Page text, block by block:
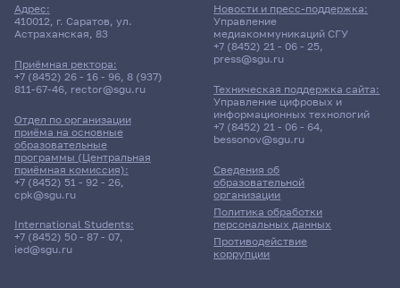
Адрес:
410012, г. Саратов, ул.
Астраханская, 83
Приёмная ректора:
+7 (8452) 26 - 16 - 96, 8 (937)
811-67-46, rector@sgu.ru
Отдел по организации
приёма на основные
образовательные
программы (Центральная
приёмная комиссия):
+7 (8452) 51 - 92 - 26,
cpk@sgu.ru
International Students:
+7 (8452) 50 - 87 - 07,
ied@sgu.ru
Сведения об
образовательной
организации
Политика обработки
персональных данных
Противодействие
коррупции
Новости и пресс-поддержка:
Управление
медиакоммуникаций СГУ
+7 (8452) 21 - 06 - 25,
press@sgu.ru
Техническая поддержка сайта:
Управление цифровых и
информационных технологий
+7 (8452) 21 - 06 - 64,
bessonov@sgu.ru